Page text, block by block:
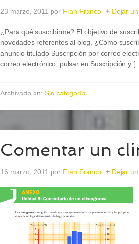
23 marzo, 2011 por Fran Franco Dejar
¿Para qué suscribirme? El objetivo de
novedades referentes al blog. ¿Cómo
anuncio titulado Suscripción por correo
correo electrónico, pulsar en Suscripción y
Archivado en: Sin categoría
Comentar un
16 marzo, 2011 por Fran Franco Dejar